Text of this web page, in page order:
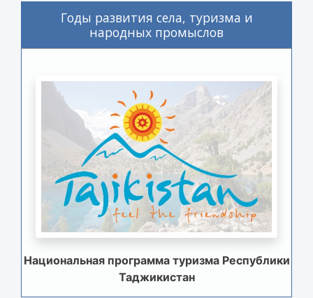
Годы развития села, туризма и
народных промыслов
Национальная программа туризма Республики
Таджикистан